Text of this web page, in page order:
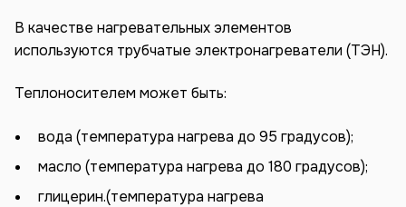
В качестве нагревательных элементов
используются трубчатые электронагреватели (ТЭН).
Теплоносителем может быть:
вода (температура нагрева до 95 градусов);
масло (температура нагрева до 180 градусов);
глицерин.(температура нагрева